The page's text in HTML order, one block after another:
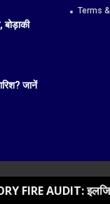
बोड़ाकी
जानें
Terms
इलजिन इलेक्ट्रॉनिक्स में